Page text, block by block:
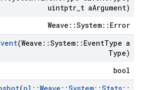
uintptr t aArgument)
Weave::System::Error
(Weave ::System:: EventType a
Type)
bool